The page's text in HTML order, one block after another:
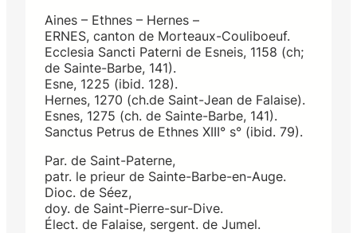
Aines – Ethnes – Hernes –
ERNES, canton de Morteaux-Couliboeuf.
Ecclesia Sancti Paterni de Esneis, 1158 (ch;
de Sainte-Barbe, 141).
Esne, 1225 (ibid. 128).
Hernes, 1270 (ch.de Saint-Jean de Falaise).
Esnes, 1275 (ch. de Sainte-Barbe, 141).
Sanctus Petrus de Ethnes XIII° s° (ibid. 79).
Par. de Saint-Paterne,
patr. le prieur de Sainte-Barbe-en-Auge.
Dioc. de Séez,
doy. de Saint-Pierre-sur-Dive.
Élect. de Falaise, sergent. de Jumel.